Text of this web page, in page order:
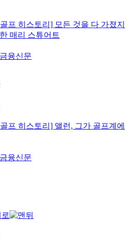
프 히스토리] 모든 것을 다 가졌지
매리 스튜어트
융신문
프 히스토리] 앨런, 그가 골프계에
융신문